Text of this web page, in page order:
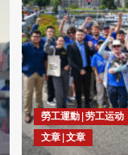
勞工運動 | 劳工运动
文章 | 文章